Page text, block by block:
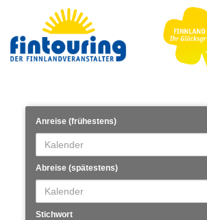
Anreise (frühestens)
Abreise (spätestens)
Stichwort